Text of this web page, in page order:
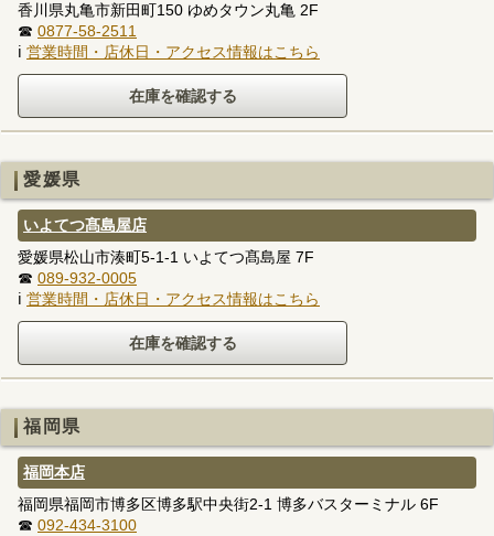
香川県丸亀市新田町150 ゆめタウン丸亀 2F
☎ 0877-58-2511
ℹ 営業時間・店休日・アクセス情報はこちら
愛媛県
いよてつ髙島屋店
愛媛県松山市湊町5-1-1 いよてつ髙島屋 7F
☎ 089-932-0005
ℹ 営業時間・店休日・アクセス情報はこちら
福岡県
福岡本店
福岡県福岡市博多区博多駅中央街2-1 博多バスターミナル 6F
☎ 092-434-3100